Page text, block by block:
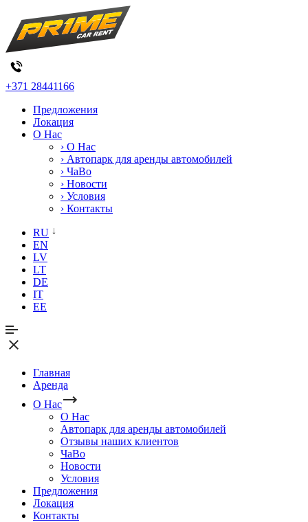
+371 28441166
Предложения
Локация
О Нас
› О Нас
› Автопарк для аренды автомобилей
› ЧаВо
› Новости
› Условия
› Контакты
RU
EN
LV
LT
DE
IT
EE
Главная
Аренда
О Нас
О Нас
Автопарк для аренды автомобилей
Отзывы наших клиентов
ЧаВо
Новости
Условия
Предложения
Локация
Контакты